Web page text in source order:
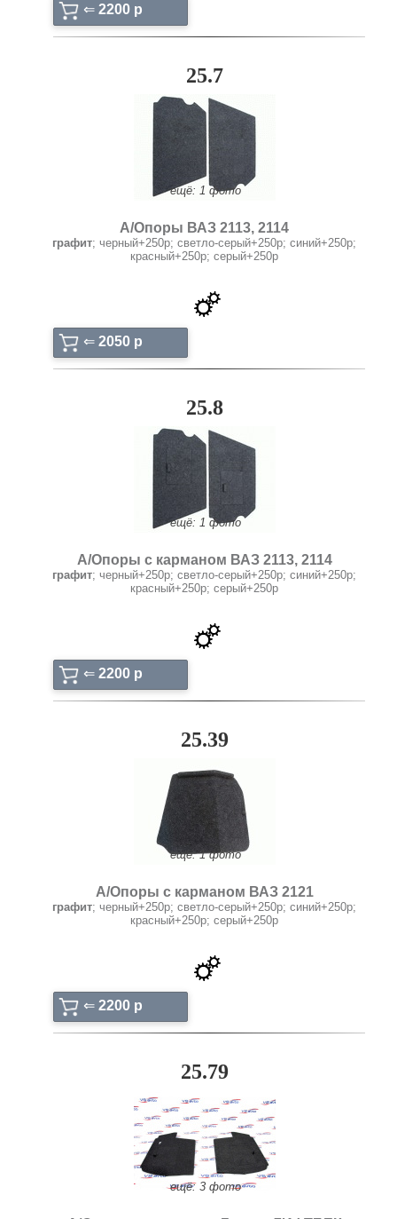
⇐ 2200 p
25.7
ещё: 1 фото
А/Опоры ВАЗ 2113, 2114
графит; черный+250р; светло-серый+250р; синий+250р;
красный+250р; серый+250р
⇐ 2050 p
25.8
ещё: 1 фото
А/Опоры с карманом ВАЗ 2113, 2114
графит; черный+250р; светло-серый+250р; синий+250р;
красный+250р; серый+250р
⇐ 2200 p
25.39
ещё: 1 фото
А/Опоры с карманом ВАЗ 2121
графит; черный+250р; светло-серый+250р; синий+250р;
красный+250р; серый+250р
⇐ 2200 p
25.79
ещё: 3 фото